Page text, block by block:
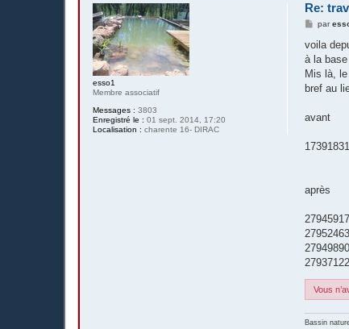
esso1
Membre associatif
Messages : 3803
Enregistré le : 01 sept. 2014, 17:20
Localisation : charente 16- DIRAC
Re:
M
s
a
g
par
voila
à la
Mis là,
bref au
avant
après
Vous
Bassin